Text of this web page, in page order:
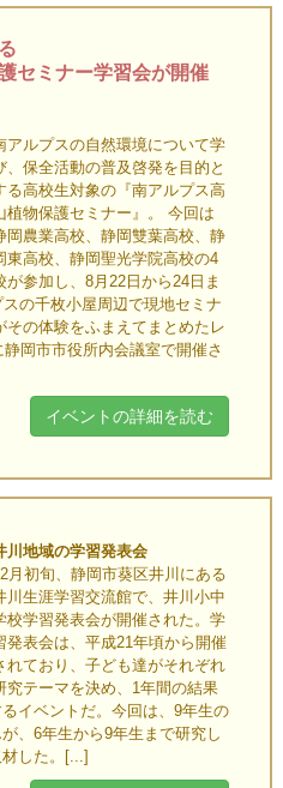
セミナー学習会が開催
アルプスの自然環境について学
、保全活動の普及啓発を目的と
る高校生対象の『南アルプス高
植物保護セミナー』。 今回は
岡農業高校、静岡雙葉高校、静
東高校、静岡聖光学院高校の4
が参加し、8月22日から24日ま
の千枚小屋周辺で現地セミナ
の体験をふまえてまとめたレ
岡市市役所内会議室で開催さ
イベントの詳細を読む
川地域の学習発表会
月初旬、静岡市葵区井川にある
川生涯学習交流館で、井川小中
校学習発表会が開催された。学
発表会は、平成21年頃から開催
れており、子ども達がそれぞれ
究テーマを決め、1年間の結果
イベントだ。今回は、9年生の
、6年生から9年生まで研究し
した。[...]